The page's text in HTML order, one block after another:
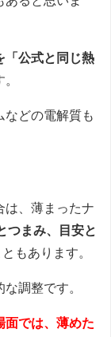
「公式と同じ熱
などの電解質も
は、薄まったナ
つまみ、目安と
もあります。
調整です。
面では、薄めた